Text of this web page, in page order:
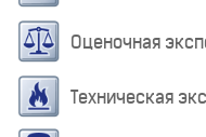
Оценочная
Техническая